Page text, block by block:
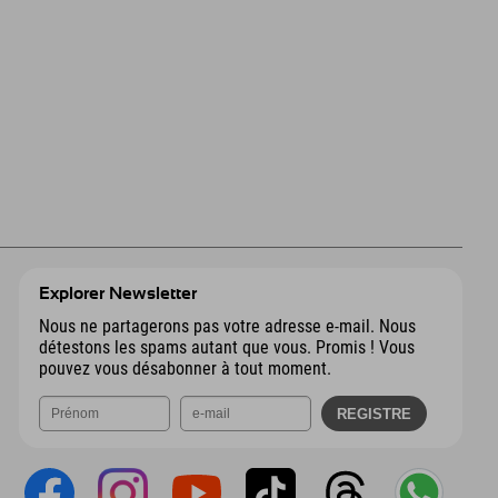
Explorer Newsletter
Nous ne partagerons pas votre adresse e-mail. Nous
détestons les spams autant que vous. Promis ! Vous
pouvez vous désabonner à tout moment.